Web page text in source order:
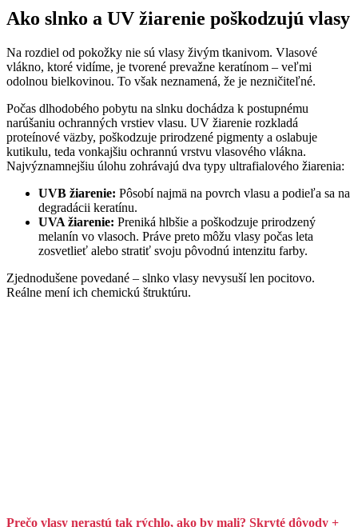
Ako slnko a UV žiarenie poškodzujú vlasy
Na rozdiel od pokožky nie sú vlasy živým tkanivom. Vlasové
vlákno, ktoré vidíme, je tvorené prevažne keratínom – veľmi
odolnou bielkovinou. To však neznamená, že je nezničiteľné.
Počas dlhodobého pobytu na slnku dochádza k postupnému
narúšaniu ochranných vrstiev vlasu. UV žiarenie rozkladá
proteínové väzby, poškodzuje prirodzené pigmenty a oslabuje
kutikulu, teda vonkajšiu ochrannú vrstvu vlasového vlákna.
Najvýznamnejšiu úlohu zohrávajú dva typy ultrafialového žiarenia:
UVB žiarenie: Pôsobí najmä na povrch vlasu a podieľa sa na
degradácii keratínu.
UVA žiarenie: Preniká hlbšie a poškodzuje prirodzený
melanín vo vlasoch. Práve preto môžu vlasy počas leta
zosvetlieť alebo stratiť svoju pôvodnú intenzitu farby.
Zjednodušene povedané – slnko vlasy nevysuší len pocitovo.
Reálne mení ich chemickú štruktúru.
Prečo vlasy nerastú tak rýchlo, ako by mali? Skryté dôvody +